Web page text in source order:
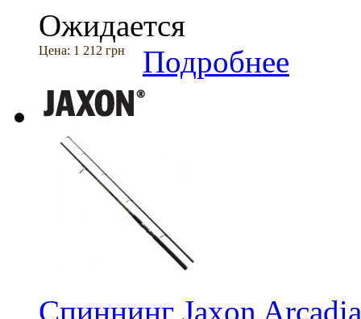
Ожидается
Цена: 1 212 грн Подробнее
Спиннинг Jaxon